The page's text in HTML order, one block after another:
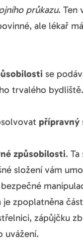
průkazu. Ten
ale lékař
se
trvalého bydliště.
přípravný
způsobilosti.
složení vám
zpoplatněna
zápůjčku
uvážení.